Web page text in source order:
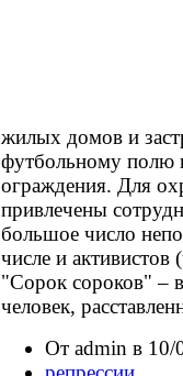
жилых домов и
футбольному полю
ограждения. Для
привлечены
большое число
числе и
"Сорок сороков" –
человек,
От admin в 10/